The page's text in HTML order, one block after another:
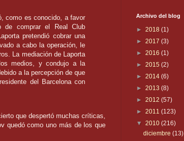
como es conocido, a favor
comprar el Real Club
Laporta pretendió cobrar una
a cabo la operación, le
La mediación de
Laporta
medios, y condujo a la
a la percepción de que
del Barcelona con
que despertó muchas críticas,
quedó como uno más de los que
Archivo del blog
► 2018 (1)
► 2017 (3)
► 2016 (1)
► 2015 (2)
► 2014 (6)
► 2013 (8)
► 2012 (57)
► 2011 (123)
▼ 2010 (216)
diciembre(13)